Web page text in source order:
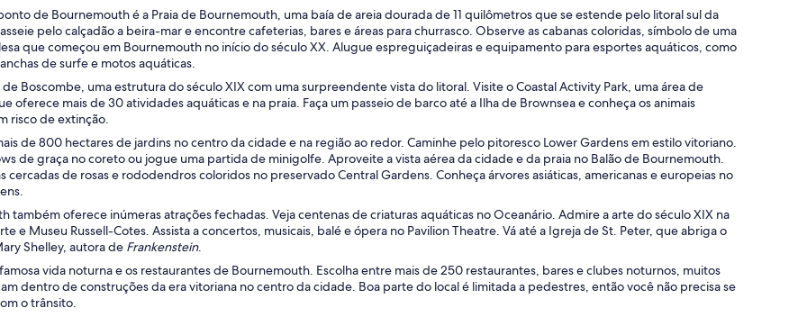
com ruínas numa colina verde, um caminho a subir até ele, e um céu limpo.
de Bournemouth é a Praia de Bournemouth, uma baía de areia dourada de 11 quilômetros que se estende pelo litoral sul da
pelo calçadão a beira-mar e encontre cafeterias, bares e áreas para churrasco. Observe as cabanas coloridas, símbolo de uma
que começou em Bournemouth no início do século XX. Alugue espreguiçadeiras e equipamento para esportes aquáticos, como
de surfe e motos aquáticas.
de Boscombe, uma estrutura do século XIX com uma surpreendente vista do litoral. Visite o Coastal Activity Park, uma área de
oferece mais de 30 atividades aquáticas e na praia. Faça um passeio de barco até a Ilha de Brownsea e conheça os animais
risco de extinção.
de 800 hectares de jardins no centro da cidade e na região ao redor. Caminhe pelo pitoresco Lower Gardens em estilo vitoriano.
de graça no coreto ou jogue uma partida de minigolfe. Aproveite a vista aérea da cidade e da praia no Balão de Bournemouth.
cercadas de rosas e rododendros coloridos no preservado Central Gardens. Conheça árvores asiáticas, americanas e europeias no
também oferece inúmeras atrações fechadas. Veja centenas de criaturas aquáticas no Oceanário. Admire a arte do século XIX na
e Museu Russell-Cotes. Assista a concertos, musicais, balé e ópera no Pavilion Theatre. Vá até a Igreja de St. Peter, que abriga o
Shelley, autora de Frankenstein.
vida noturna e os restaurantes de Bournemouth. Escolha entre mais de 250 restaurantes, bares e clubes noturnos, muitos
dentro de construções da era vitoriana no centro da cidade. Boa parte do local é limitada a pedestres, então você não precisa se
o trânsito.